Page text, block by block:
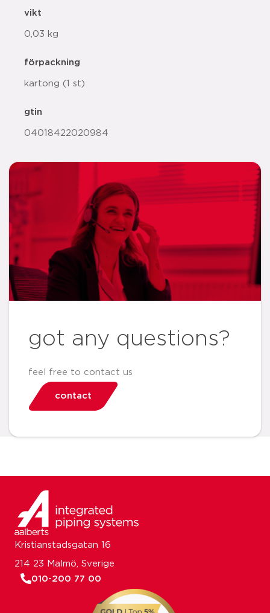
vikt
0,03 kg
förpackning
kartong (1 st)
gtin
04018422020984
got any questions?
feel free to contact us
contact
Kristianstadsgatan 16
214 23 Malmö, Sverige
010-200 77 00